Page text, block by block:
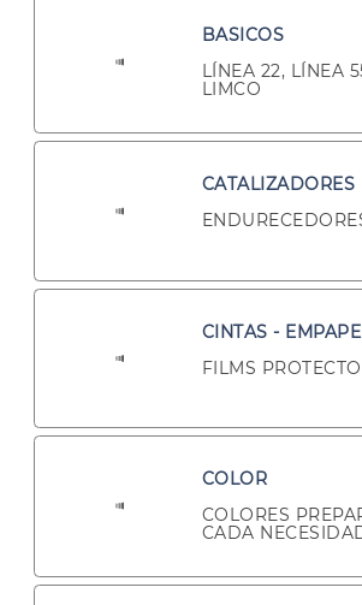
BASICOS
LÍNEA 22, LÍNEA
LIMCO
CATALIZADORES
CINTAS -
FILMS
COLOR
COLORES
CADA